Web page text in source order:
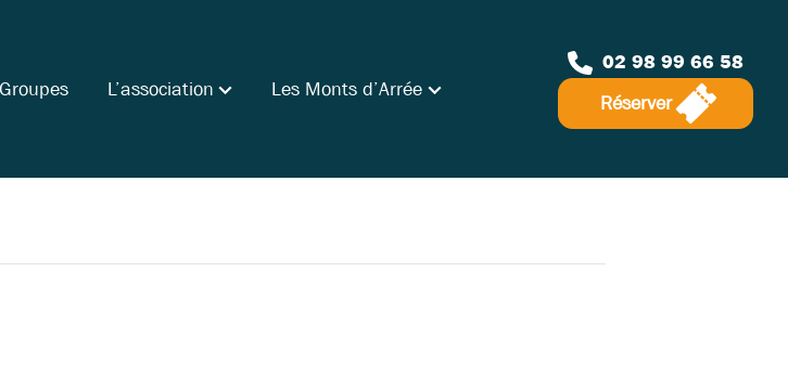
Groupes L’association Les Monts d’Arrée
02 98 99 66 58
Réserver